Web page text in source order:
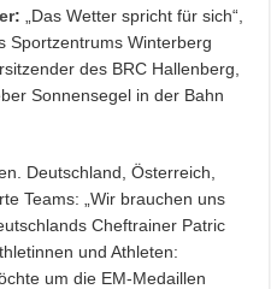
: „Das Wetter spricht für sich“,
Sportzentrums Winterberg
des BRC Hallenberg,
Sonnensegel in der Bahn
Deutschland, Österreich,
Teams: „Wir brauchen uns
Cheftrainer Patric
und Athleten:
um die EM-Medaillen